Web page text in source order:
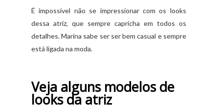
É impossível não se impressionar com os looks
dessa atriz, que sempre capricha em todos os
detalhes. Marina sabe ser ser bem casual e sempre
está ligada na moda.
Veja alguns modelos de
looks da atriz